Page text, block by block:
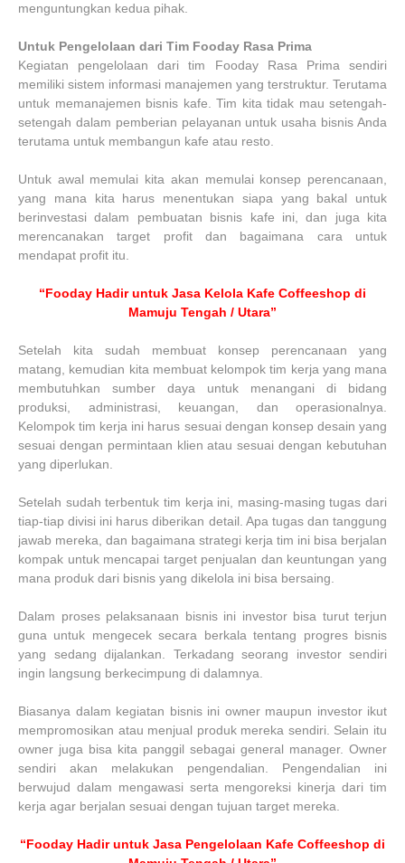
menguntungkan kedua pihak.
Untuk Pengelolaan dari Tim Fooday Rasa Prima
Kegiatan pengelolaan dari tim Fooday Rasa Prima sendiri
memiliki sistem informasi manajemen yang terstruktur. Terutama
untuk memanajemen bisnis kafe. Tim kita tidak mau setengah-
setengah dalam pemberian pelayanan untuk usaha bisnis Anda
terutama untuk membangun kafe atau resto.
Untuk awal memulai kita akan memulai konsep perencanaan,
yang mana kita harus menentukan siapa yang bakal untuk
berinvestasi dalam pembuatan bisnis kafe ini, dan juga kita
merencanakan target profit dan bagaimana cara untuk
mendapat profit itu.
“Fooday Hadir untuk Jasa Kelola Kafe Coffeeshop di
Mamuju Tengah / Utara”
Setelah kita sudah membuat konsep perencanaan yang
matang, kemudian kita membuat kelompok tim kerja yang mana
membutuhkan sumber daya untuk menangani di bidang
produksi, administrasi, keuangan, dan operasionalnya.
Kelompok tim kerja ini harus sesuai dengan konsep desain yang
sesuai dengan permintaan klien atau sesuai dengan kebutuhan
yang diperlukan.
Setelah sudah terbentuk tim kerja ini, masing-masing tugas dari
tiap-tiap divisi ini harus diberikan detail. Apa tugas dan tanggung
jawab mereka, dan bagaimana strategi kerja tim ini bisa berjalan
kompak untuk mencapai target penjualan dan keuntungan yang
mana produk dari bisnis yang dikelola ini bisa bersaing.
Dalam proses pelaksanaan bisnis ini investor bisa turut terjun
guna untuk mengecek secara berkala tentang progres bisnis
yang sedang dijalankan. Terkadang seorang investor sendiri
ingin langsung berkecimpung di dalamnya.
Biasanya dalam kegiatan bisnis ini owner maupun investor ikut
mempromosikan atau menjual produk mereka sendiri. Selain itu
owner juga bisa kita panggil sebagai general manager. Owner
sendiri akan melakukan pengendalian. Pengendalian ini
berwujud dalam mengawasi serta mengoreksi kinerja dari tim
kerja agar berjalan sesuai dengan tujuan target mereka.
“Fooday Hadir untuk Jasa Pengelolaan Kafe Coffeeshop di